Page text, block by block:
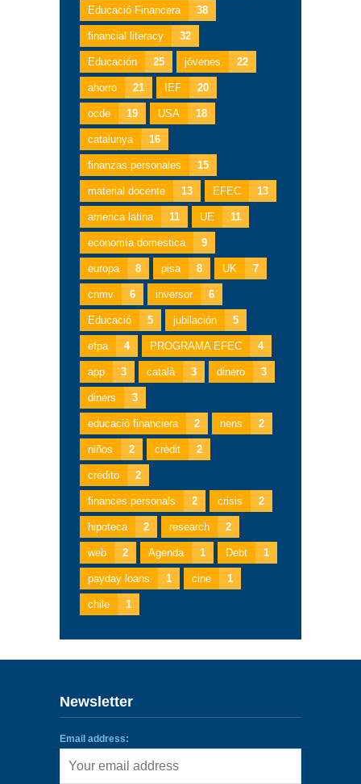
Educació Financera 38
financial literacy 32
Educación 25 jóvenes 22
ahorro 21 IEF 20
ocde 19 USA 18
catalunya 16
finanzas personales 15
material docente 13 EFEC 13
america latina 11 UE 11
economía doméstica 9
europa 8 pisa 8 UK 7
cnmv 6 inversor 6
Educació 5 jubilación 5
efpa 4 PROGRAMA EFEC 4
app 3 català 3 dinero 3
diners 3
educació financiera 2 nens 2
niños 2 crèdit 2
crédito 2
finances personals 2 crisis 2
hipoteca 2 research 2
web 2 Agenda 1 Debt 1
payday loans 1 cine 1
chile 1
Newsletter
Email address: